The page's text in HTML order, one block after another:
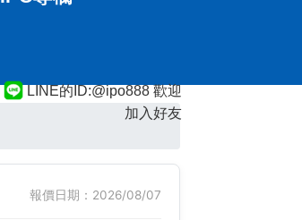
LINE的ID:@ipo888 歡迎
加入好友
報價日期：2026/08/07